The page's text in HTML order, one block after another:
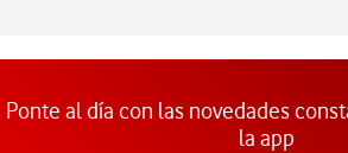
Ponte al día con las novedades
la app